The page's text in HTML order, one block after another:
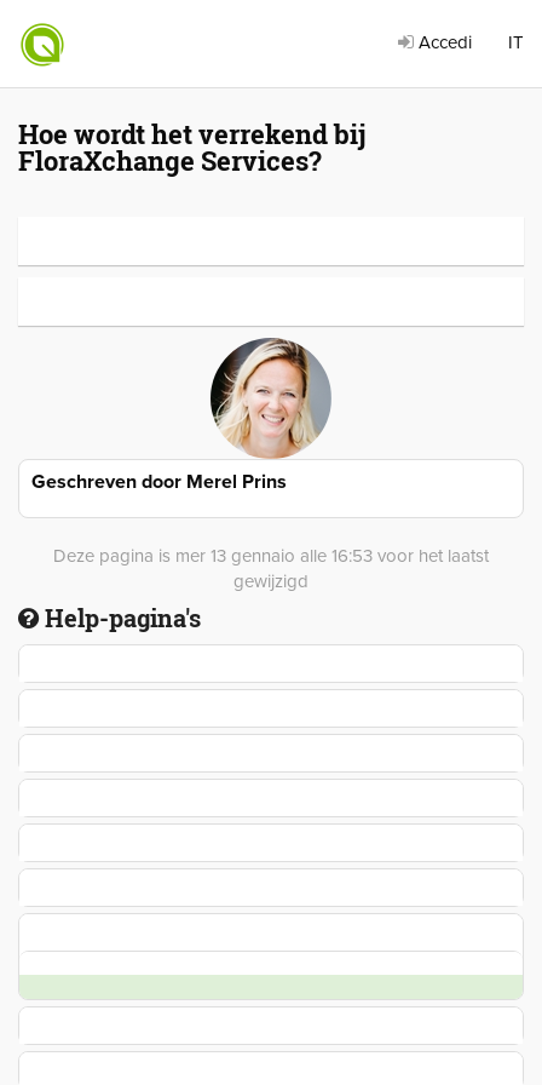
Accedi IT
Hoe wordt het verrekend bij
FloraXchange Services?
Geschreven door Merel Prins
Deze pagina is mer 13 gennaio alle 16:53 voor het laatst
gewijzigd
Help-pagina's